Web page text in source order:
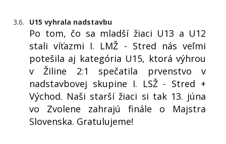
3.6. U15 vyhrala nadstavbu
Po tom, čo sa mladší žiaci U13 a U12
stali víťazmi I. LMŽ - Stred nás veľmi
potešila aj kategória U15, ktorá výhrou
v Žiline 2:1 spečatila prvenstvo v
nadstavbovej skupine I. LSŽ - Stred +
Východ. Naši starší žiaci si tak 13. júna
vo Zvolene zahrajú finále o Majstra
Slovenska. Gratulujeme!